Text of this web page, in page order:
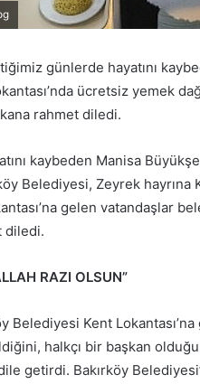
günlerde hayatını
ücretsiz yemek
rahmet diledi.
kaybeden Manisa
Belediyesi, Zeyrek
gelen vatandaşlar
diledi.
RAZI OLSUN”
Belediyesi Kent
halkçı bir başkan
getirdi. Bakırköy